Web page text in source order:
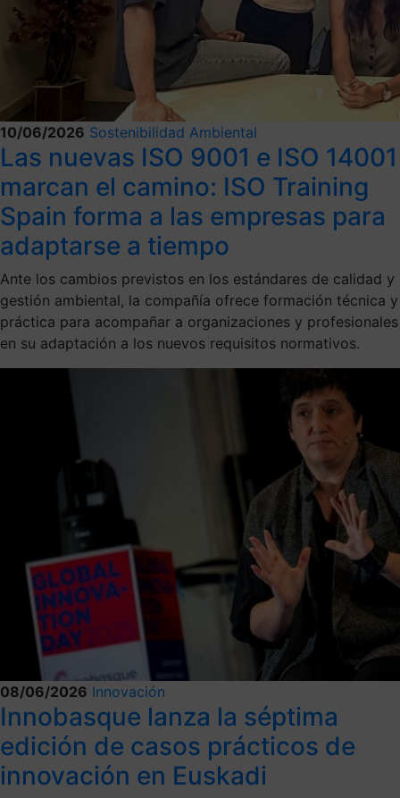
10/06/2026 Sostenibilidad Ambiental
Las nuevas ISO 9001 e ISO 14001
marcan el camino: ISO Training
Spain forma a las empresas para
adaptarse a tiempo
Ante los cambios previstos en los estándares de calidad y
gestión ambiental, la compañía ofrece formación técnica y
práctica para acompañar a organizaciones y profesionales
en su adaptación a los nuevos requisitos normativos.
08/06/2026 Innovación
Innobasque lanza la séptima
edición de casos prácticos de
innovación en Euskadi